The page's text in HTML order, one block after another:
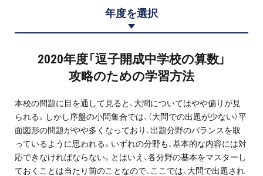
プロ家庭教師の英検®対策
費用について
お申込みの流れ
よくある質問
採用情報
年度を選択
2020年度「逗子開成中学校の算数」
攻略のための学習方法
本校の問題に目を通して見ると、大問についてはやや偏りが見
られる。しかし序盤の小問集合では、（大問での出題が少ない）平
面図形の問題がやや多くなっており、出題分野のバランスを取
っているように思われる。いずれの分野も、基本的な内容には対
応できなければならない。とはいえ、各分野の基本をマスターし
ておくことは当たり前のことなので、ここでは、大問で出題され